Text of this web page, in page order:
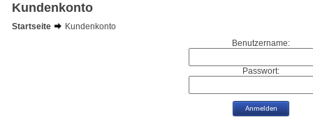
Kundenkonto
Startseite
Kundenkonto
Benutzername:
Passwort: